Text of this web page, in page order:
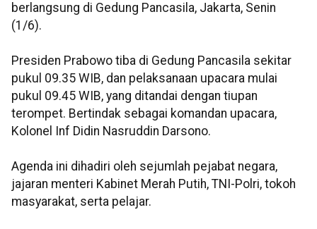
berlangsung di Gedung Pancasila, Jakarta, Senin
(1/6).
Presiden Prabowo tiba di Gedung Pancasila sekitar
pukul 09.35 WIB, dan pelaksanaan upacara mulai
pukul 09.45 WIB, yang ditandai dengan tiupan
terompet. Bertindak sebagai komandan upacara,
Kolonel Inf Didin Nasruddin Darsono.
Agenda ini dihadiri oleh sejumlah pejabat negara,
jajaran menteri Kabinet Merah Putih, TNI-Polri, tokoh
masyarakat, serta pelajar.